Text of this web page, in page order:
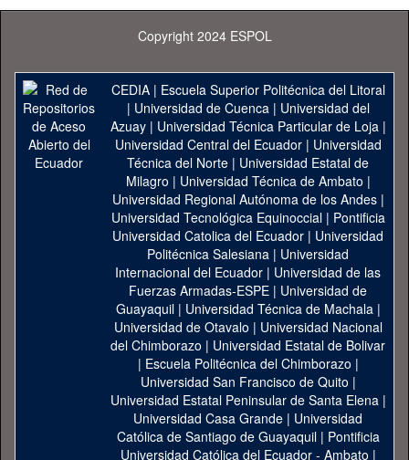
Copyright 2024 ESPOL
CEDIA| Escuela Superior Politécnica del Litoral
| Universidad de Cuenca| Universidad del
Azuay| Universidad Técnica Particular de Loja|
Universidad Central del Ecuador| Universidad
Técnica del Norte | Universidad Estatal de
Milagro | Universidad Técnica de Ambato |
Universidad Regional Autónoma de los Andes|
Universidad Tecnológica Equinoccial| Pontificia
Universidad Catolica del Ecuador | Universidad
Politécnica Salesiana | Universidad
Internacional del Ecuador | Universidad de las
Fuerzas Armadas-ESPE | Universidad de
Guayaquil| Universidad Técnica de Machala|
Universidad de Otavalo | Universidad Nacional
del Chimborazo | Universidad Estatal de Bolivar
| Escuela Politécnica del Chimborazo |
Universidad San Francisco de Quito |
Universidad Estatal Peninsular de Santa Elena|
Universidad Casa Grande | Universidad
Católica de Santiago de Guayaquil| Pontificia
Universidad Católica del Ecuador - Ambato |